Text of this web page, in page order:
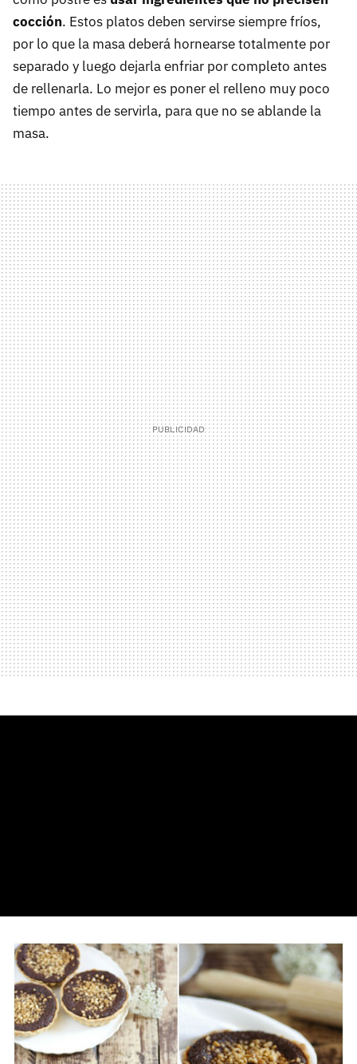
cocción. Estos platos deben servirse siempre fríos,
por lo que la masa deberá hornearse totalmente por
separado y luego dejarla enfriar por completo antes
de rellenarla. Lo mejor es poner el relleno muy poco
tiempo antes de servirla, para que no se ablande la
masa.